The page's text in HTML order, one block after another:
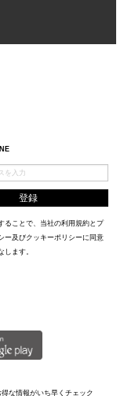
ることで、当社の利用規約とプ
ー及びクッキーポリシーに同意
します。
な情報がいち早くチェック